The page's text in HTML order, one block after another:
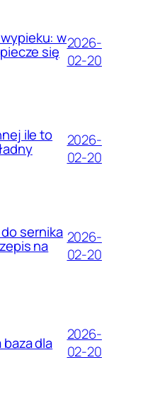
w
się 2026-
02-20
ile to
2026-
02-20
sernika
na
2026-
02-20
dla
2026-
02-20